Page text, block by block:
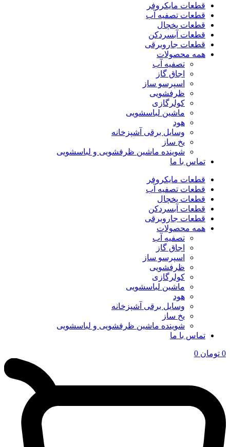
قطعات مایکروفر
قطعات تصفیه آب
قطعات یخچال
قطعات آبسردکن
قطعات جاروبرقی
همه محصولات
تصفیه آب
اجاق گاز
اسپرسو ساز
ظرفشویی
کولرگازی
ماشین لباسشویی
هود
وسایل برقی آشپزخانه
یخ ساز
شوینده ماشین ظرفشویی و لباسشویی
تماس با ما
قطعات مایکروفر
قطعات تصفیه آب
قطعات یخچال
قطعات آبسردکن
قطعات جاروبرقی
همه محصولات
تصفیه آب
اجاق گاز
اسپرسو ساز
ظرفشویی
کولرگازی
ماشین لباسشویی
هود
وسایل برقی آشپزخانه
یخ ساز
شوینده ماشین ظرفشویی و لباسشویی
تماس با ما
0 تومان 0